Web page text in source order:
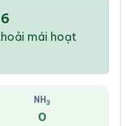
mái hoạt
NH 3
0